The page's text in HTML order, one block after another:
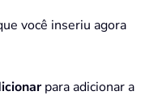
você inseriu agora
para adicionar a